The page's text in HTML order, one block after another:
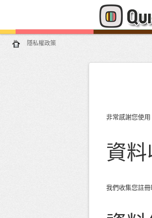
隱私權政策
非常感謝您使
資
我們收集您註